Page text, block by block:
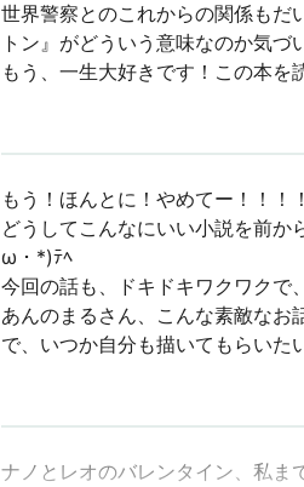
世界警察とのこれからの関係もだ
トン』がどういう意味なのか気づ
もう、一生大好きです！この本を
もう！ほんとに！やめてー！！！
どうしてこんなにいい小説を前
ω・*)ﾃﾍ
今回の話も、ドキドキワクワクで
あんのまるさん、こんな素敵なお
で、いつか自分も描いてもらいた
ナノとレオのバレンタイン、私ま